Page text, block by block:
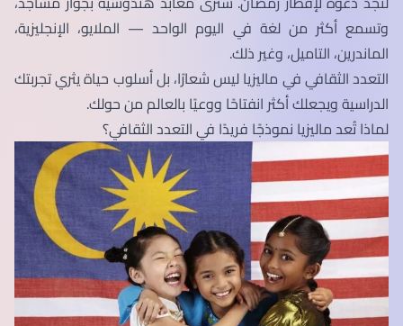
وتسمع أكثر من لغة في اليوم الواحد — الملايو، الإنجليزية،
الماندرين، التاميل، وغير ذلك.
التعدد الثقافي في ماليزيا ليس شعارًا، بل أسلوب حياة يثري تجربتك
الدراسية ويجعلك أكثر انفتاحًا ووعيًا بالعالم من حولك.
لماذا تُعد ماليزيا نموذجًا فريدًا في التعدد الثقافي؟